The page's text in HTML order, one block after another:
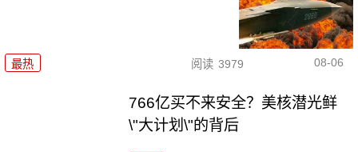
最热 阅读 3979 08-06
766亿买不来安全？美核潜光鲜
\"大计划\"的背后